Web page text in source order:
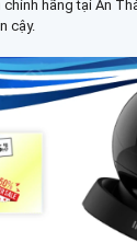
hãng tại An
cậy.